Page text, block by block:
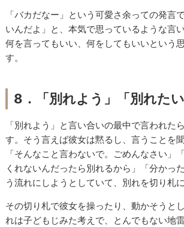
「バカだなー」という可愛さ余っての発言
いんだよ」と、本気で思っているような言
何を言ってもいい、何をしてもいいという
す。
8．「別れよう」「別れたい
「別れよう」と言い合いの最中で言われた
す。そう言えば彼女は黙るし、言うことを
「そんなこと言わないで。ごめんなさい」
くれないんだったら別れるから」「分かっ
う流れにしようとしていて、別れを切り札
その切り札で彼女を操ったり、動かそうと
れは子どもじみた考えで、とんでもない地雷